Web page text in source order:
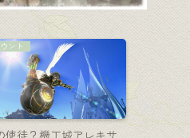
詩人-弓